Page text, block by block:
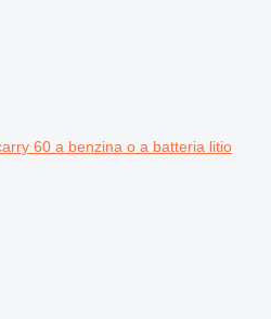
60 a benzina o a batteria litio